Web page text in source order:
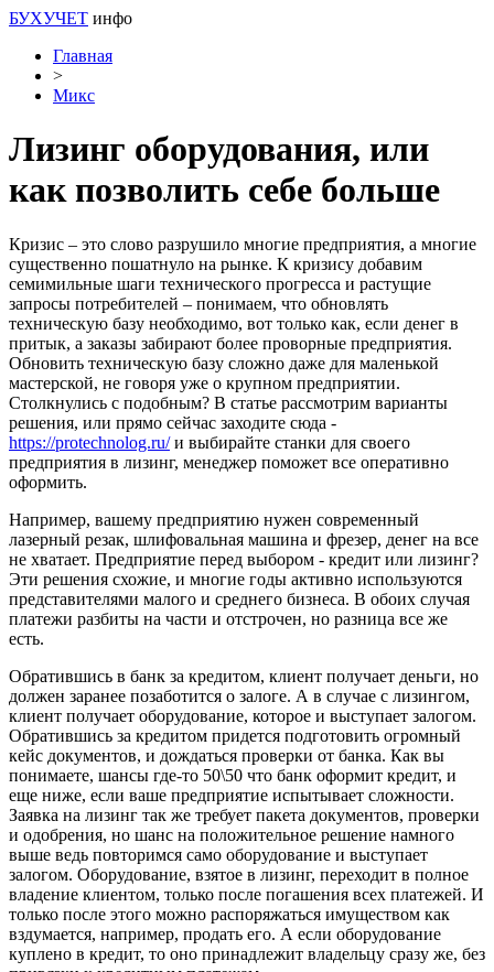
БУХУЧЕТ инфо
Главная
>
Микс
Лизинг оборудования, или
как позволить себе больше
Кризис – это слово разрушило многие предприятия, а многие
существенно пошатнуло на рынке. К кризису добавим
семимильные шаги технического прогресса и растущие
запросы потребителей – понимаем, что обновлять
техническую базу необходимо, вот только как, если денег в
притык, а заказы забирают более проворные предприятия.
Обновить техническую базу сложно даже для маленькой
мастерской, не говоря уже о крупном предприятии.
Столкнулись с подобным? В статье рассмотрим варианты
решения, или прямо сейчас заходите сюда -
https://protechnolog.ru/и выбирайте станки для своего
предприятия в лизинг, менеджер поможет все оперативно
оформить.
Например, вашему предприятию нужен современный
лазерный резак, шлифовальная машина и фрезер, денег на все
не хватает. Предприятие перед выбором - кредит или лизинг?
Эти решения схожие, и многие годы активно используются
представителями малого и среднего бизнеса. В обоих случая
платежи разбиты на части и отстрочен, но разница все же
есть.
Обратившись в банк за кредитом, клиент получает деньги, но
должен заранее позаботится о залоге. А в случае с лизингом,
клиент получает оборудование, которое и выступает залогом.
Обратившись за кредитом придется подготовить огромный
кейс документов, и дождаться проверки от банка. Как вы
понимаете, шансы где-то 50\50 что банк оформит кредит, и
еще ниже, если ваше предприятие испытывает сложности.
Заявка на лизинг так же требует пакета документов, проверки
и одобрения, но шанс на положительное решение намного
выше ведь повторимся само оборудование и выступает
залогом. Оборудование, взятое в лизинг, переходит в полное
владение клиентом, только после погашения всех платежей. И
только после этого можно распоряжаться имуществом как
вздумается, например, продать его. А если оборудование
куплено в кредит, то оно принадлежит владельцу сразу же, без